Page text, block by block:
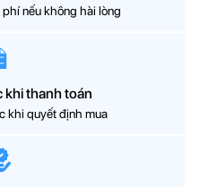
nếu không hài lòng
khi thanh toán
khi quyết định mua